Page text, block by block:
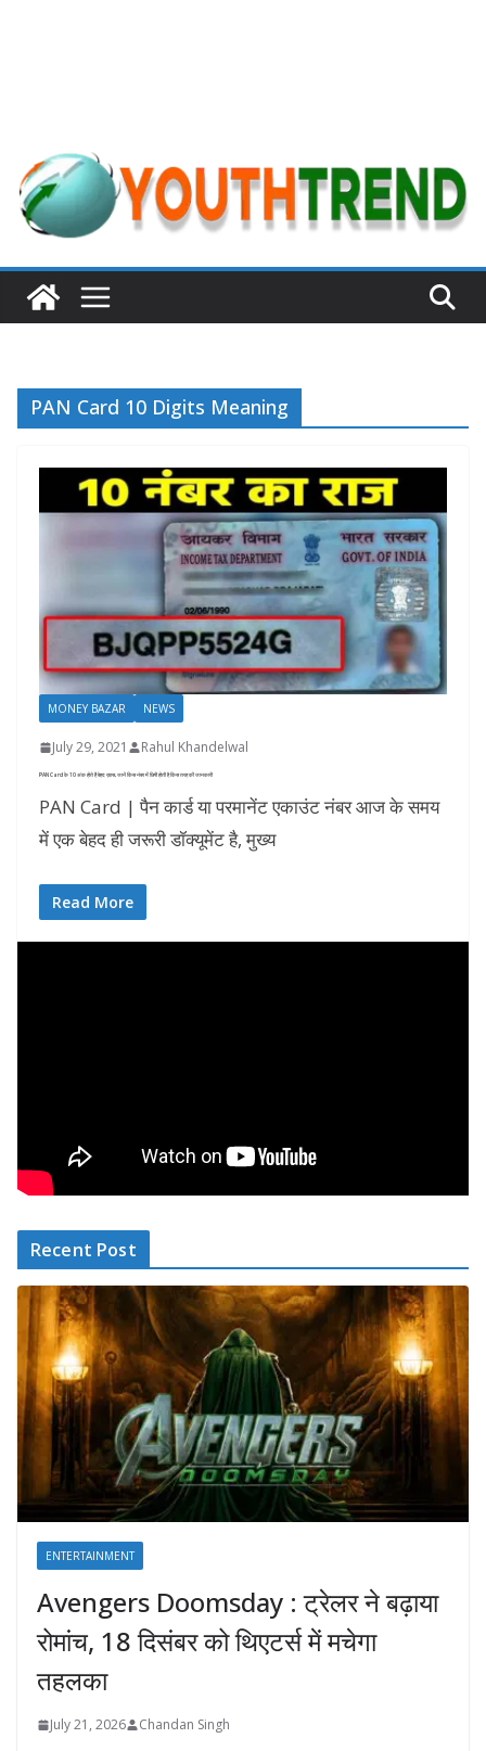
PAN Card 10 Digits Meaning
MONEY BAZAR NEWS
July 29, 2021 Rahul Khandelwal
PAN Card के 10 अंक होते हैं बेहद ख़ास, जानें किस नंबर में छिपी होती है किस तरह की जानकारी
PAN Card | पैन कार्ड या परमानेंट एकाउंट नंबर आज के समय
में एक बेहद ही जरूरी डॉक्यूमेंट है, मुख्य
Read More
Recent Post
ENTERTAINMENT
Avengers Doomsday : ट्रेलर ने बढ़ाया
रोमांच, 18 दिसंबर को थिएटर्स में मचेगा
तहलका
July 21, 2026 Chandan Singh